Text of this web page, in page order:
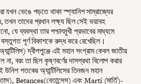
যখন ভেঙে পড়তে থাকা স্প্যানিশ সাম্রাজ্যের
তখন তাদের প্রধান লক্ষ্য ছিল সেই ভয়াবহ
যে ব্যবস্থা তার পশ্চাৎমুখী প্রভাবের মাধ্যমে
পূর্ণ বিকাশকে রুদ্ধ করে রেখেছিল।
দ্বীপপুঞ্জে এই মহান সংগ্রাম কেবল জাতীয়
না, বরং তা ছিল কৃষ্ণবর্ণের দাসপ্রথা বিলোপ করার
শতকের অ্যান্টিলিসের তিনজন মহান
Betances(বেতান্সেস) এবং Martí (মার্তি)-